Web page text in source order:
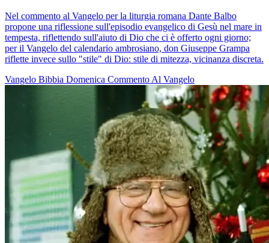
Nel commento al Vangelo per la liturgia romana Dante Balbo
propone una riflessione sull'episodio evangelico di Gesù nel mare in
tempesta, riflettendo sull'aiuto di Dio che ci è offerto ogni giorno;
per il Vangelo del calendario ambrosiano, don Giuseppe Grampa
riflette invece sullo "stile" di Dio: stile di mitezza, vicinanza discreta.
Vangelo Bibbia Domenica Commento Al Vangelo